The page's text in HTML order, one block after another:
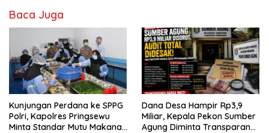
Baca Juga
Kunjungan Perdana ke SPPG
Polri, Kapolres Pringsewu
Minta Standar Mutu Makanan
Dana Desa Hampir Rp3,9
Miliar, Kepala Pekon Sumber
Agung Diminta Transparan